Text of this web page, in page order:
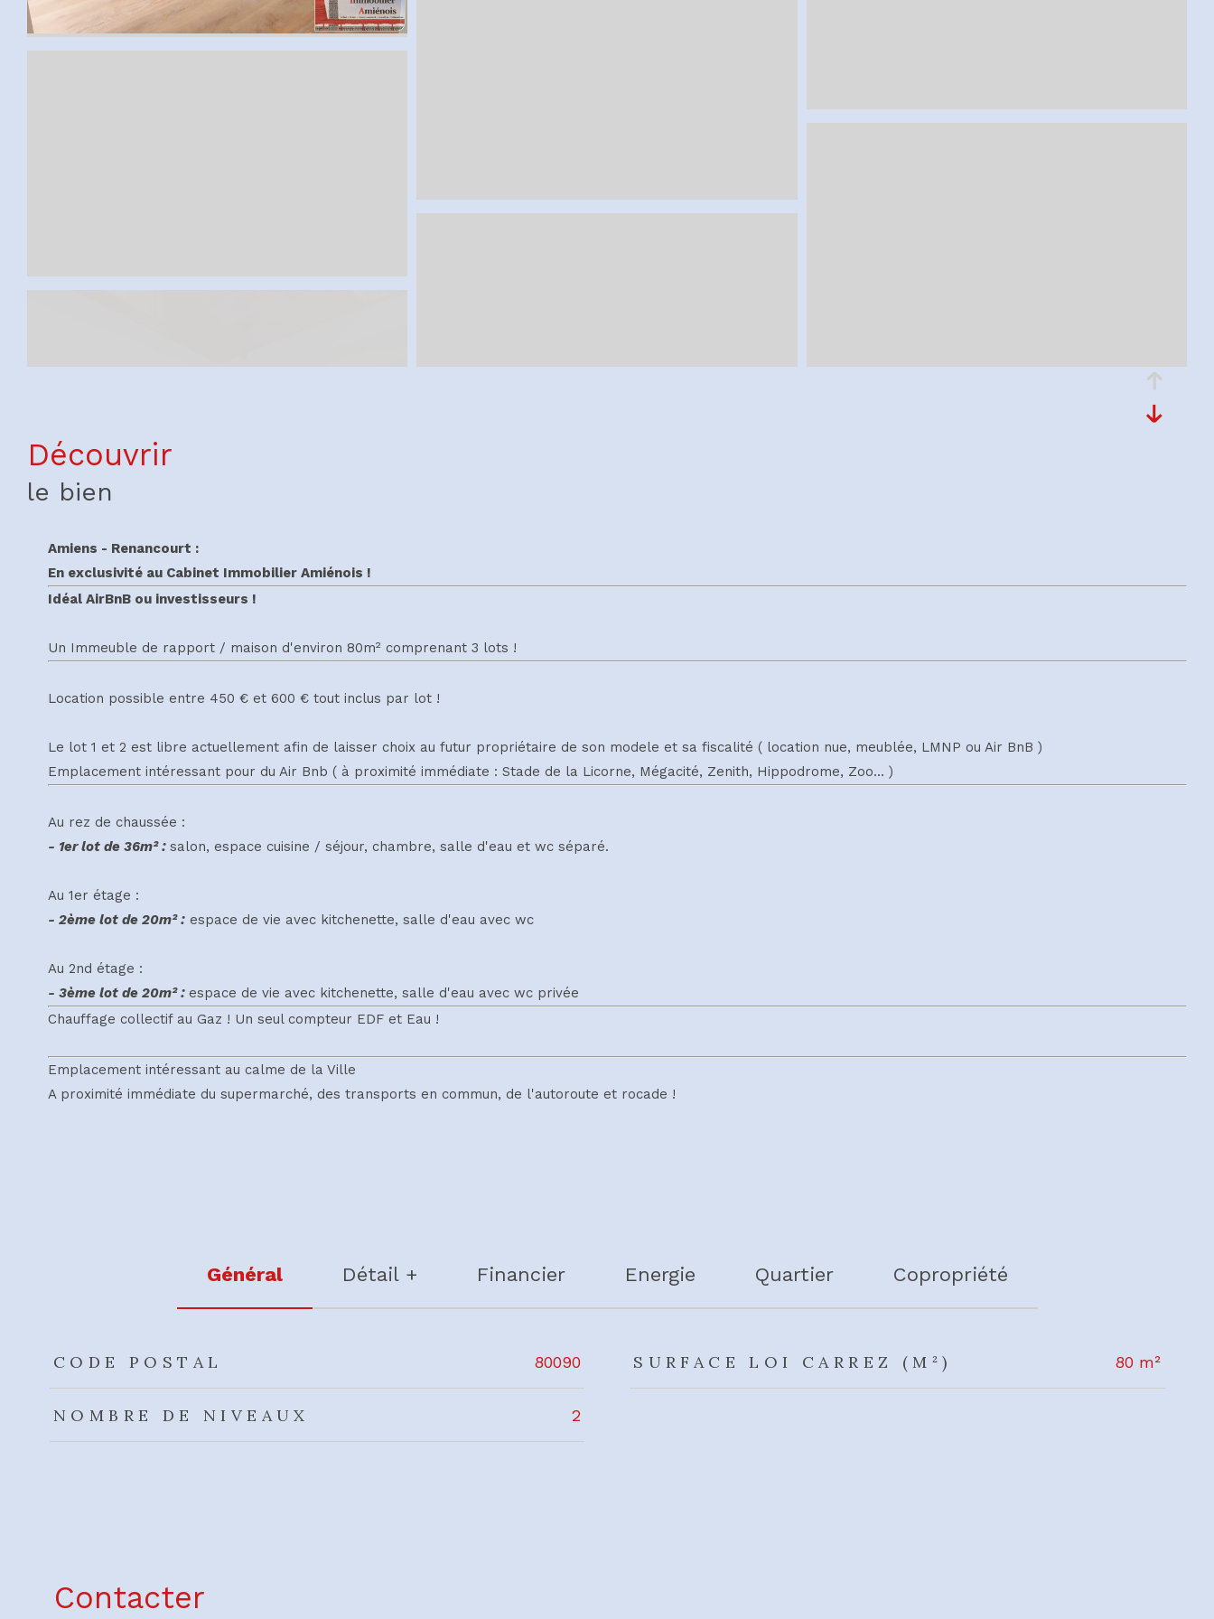
découvrir
le bien
Amiens - Renancourt :
En exclusivité au Cabinet Immobilier Amiénois !
Idéal AirBnB ou investisseurs !
Un Immeuble de rapport / maison d'environ 80m² comprenant 3 lots !
Location possible entre 450 € et 600 € tout inclus par lot !
Le lot 1 et 2 est libre actuellement afin de laisser choix au futur propriétaire de son modele et sa fiscalité ( location nue, meublée, LMNP ou Air BnB )
Emplacement intéressant pour du Air Bnb ( à proximité immédiate : Stade de la Licorne, Mégacité, Zenith, Hippodrome, Zoo... )
Au rez de chaussée :
- 1er lot de 36m² : salon, espace cuisine / séjour, chambre, salle d'eau et wc séparé.
Au 1er étage :
- 2ème lot de 20m² :espace de vie avec kitchenette, salle d'eau avec wc
Au 2nd étage :
- 3ème lot de 20m² : espace de vie avec kitchenette, salle d'eau avec wc privée
Chauffage collectif au Gaz ! Un seul compteur EDF et Eau !
Emplacement intéressant au calme de la Ville
A proximité immédiate du supermarché, des transports en commun, de l'autoroute et rocade !
Général Détail + Financier Energie Quartier Copropriété
TRAD_ZEPHYR_Caracteristique
CODE POSTAL 80090 SURFACE LOI CARREZ (M²) 80 m²
NOMBRE DE NIVEAUX 2
Contacter